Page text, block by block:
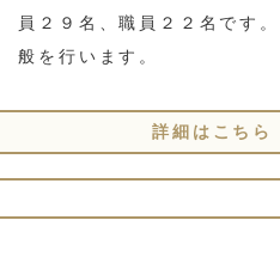
員２９名、職員２２名です
般を行います。
詳細はこちら